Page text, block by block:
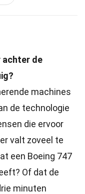
achter de
machines
de technologie
die ervoor
valt zoveel te
een Boeing 747
Of dat de
minuten